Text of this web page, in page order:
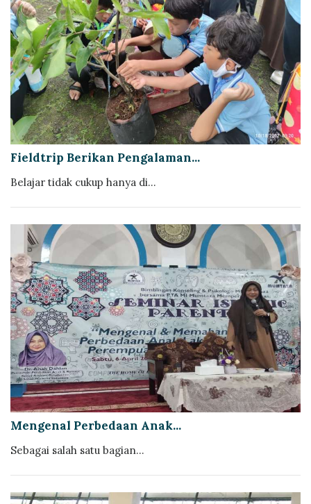
Fieldtrip Berikan Pengalaman...
Belajar tidak cukup hanya di...
Mengenal Perbedaan Anak...
Sebagai salah satu bagian...